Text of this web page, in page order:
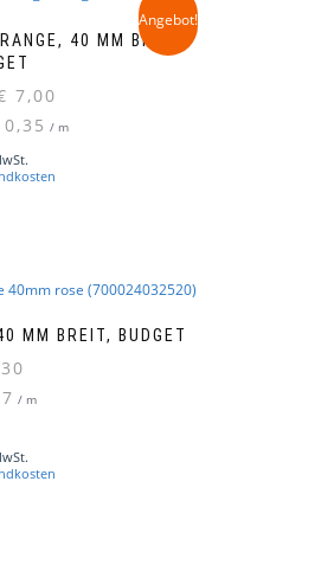
40 MM BREIT,
Angebot!
Preis
8,60
7,00
0,35 / m
MM BREIT, BUDGET
/ m